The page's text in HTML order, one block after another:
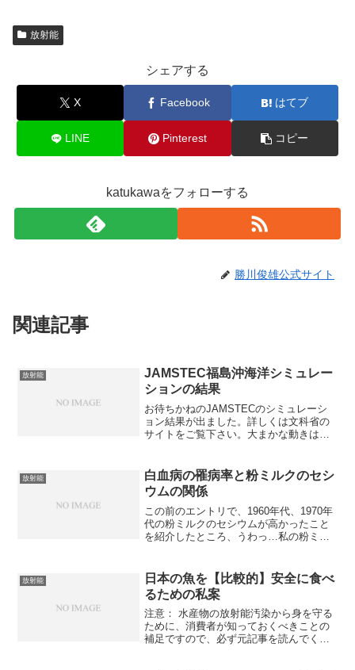
放射能
シェアする
X Facebook はてブ
LINE Pinterest コピー
katukawaをフォローする
勝川俊雄公式サイト
関連記事
放射能
JAMSTEC福島沖海洋シミュレー
ションの結果
お待ちかねのJAMSTECのシミュレーシ
ョン結果が出ました。詳しくは文科省の
サイトをご覧下さい。大まかな動きは、
実際に計算をして、図が出てくるとイメ
ージがつかみやすいで...
放射能
白血病の罹病率と粉ミルクのセシ
ウムの関係
この前のエントリで、1960年代、1970年
代の粉ミルクのセシウムが高かったこと
を紹介したところ、うわっ…私の粉ミル
た、この時代に生まれた人から、「同級
生が白血...
放射能
日本の魚を【比較的】安全に食べ
るための私案
注意： 水産物の放射能汚染から身を守る
ために、消費者が知っておくべきことの
補足ですので、必ず元記事を読んでくだ